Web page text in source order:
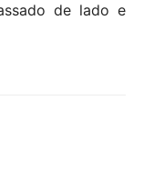
de lado e